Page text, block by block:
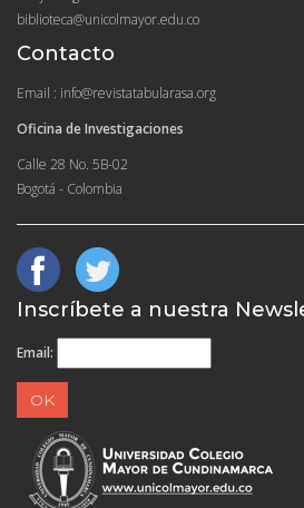
biblioteca@unicolmayor.edu.co
Contacto
Email : info@revistatabularasa.org
Oficina de Investigaciones
Calle 28 No. 5B-02
Bogotá - Colombia
Inscríbete a nuestra
Email: